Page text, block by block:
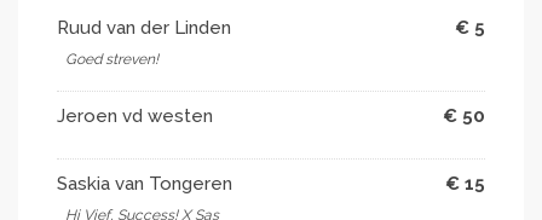
Ruud van der Linden € 5
Goed streven!
Jeroen vd westen € 50
Saskia van Tongeren € 15
Hi Vief, Success! X Sas